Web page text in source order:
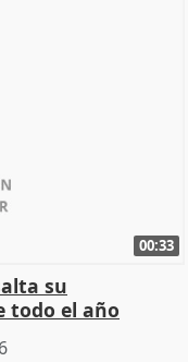
00:33
su
todo el año